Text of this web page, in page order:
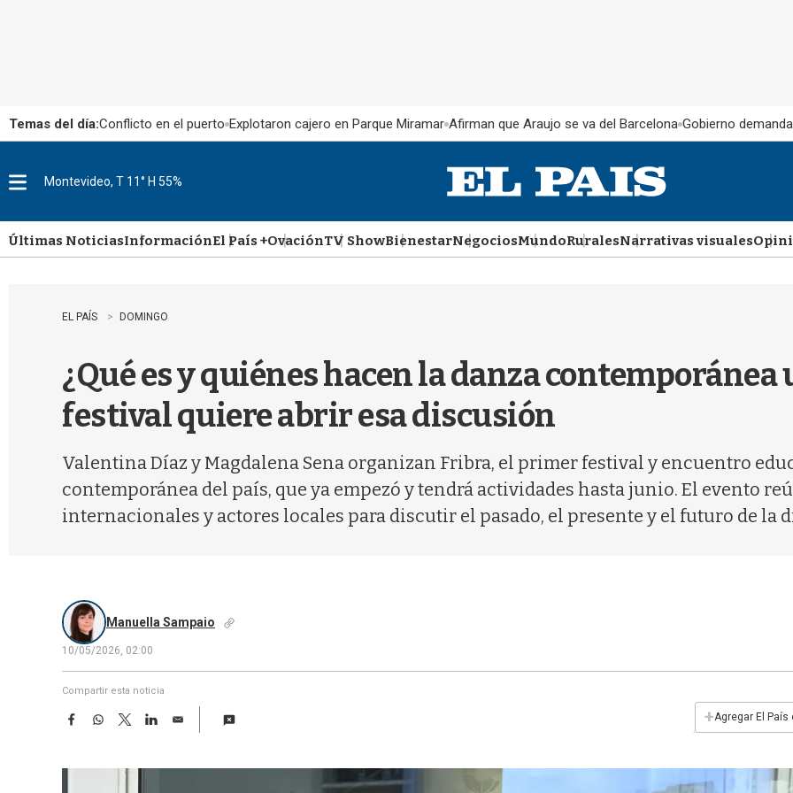
Temas del día:Conflicto en el puerto Explotaron cajero en Parque Miramar Afirman que Araujo se va del Barcelona Gobierno
u
Montevideo, T 11° H 55%
Últimas NoticiasInformaciónEl País +OvaciónTV ShowBienestarNegociosMundoRuralesNarrativas visuales
EL PAÍS DOMINGO
¿Qué es y quiénes hacen la danza
festival quiere abrir esa discusión
Valentina Díaz y Magdalena Sena organizan Fribra, el primer festival y encuentro
contemporánea del país, que ya empezó y tendrá actividades hasta junio. El evento
internacionales y actores locales para discutir el pasado, el presente y el futuro de la
Manuella Sampaio
10/05/2026, 02:00
Compartir esta noticia
F
e
W
t
T
w
t
L
k
E
i
+Agregar El País